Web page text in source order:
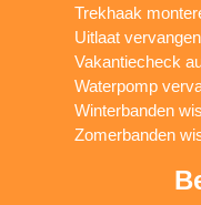
Trekhaak
Uitlaat vervangen
Vakantiecheck
Waterpomp
Winterbanden
Zomerbanden